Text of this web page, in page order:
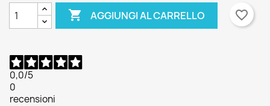
 AGGIUNGI AL CARRELLO favorite_border
0,0/5
0
recensioni